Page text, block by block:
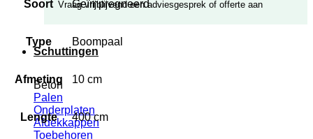
Vraag vrijblijvend een adviesgesprek of offerte aan
Schuttingen
Beton
Palen
Onderplaten
Afdekkappen
Toebehoren
Soort Geïmpregneerd
Type Boompaal
Afmeting 10 cm
Lengte 400 cm